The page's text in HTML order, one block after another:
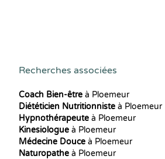
Recherches associées
Coach Bien-être à Ploemeur
Diététicien Nutritionniste à Ploemeur
Hypnothérapeute à Ploemeur
Kinesiologue à Ploemeur
Médecine Douce à Ploemeur
Naturopathe à Ploemeur